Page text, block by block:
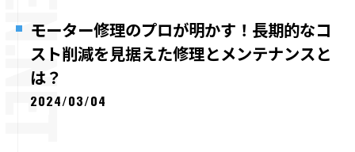
モーター修理のプロが明かす！長期的なコ
スト削減を見据えた修理とメンテナンスと
は？
2024/03/04